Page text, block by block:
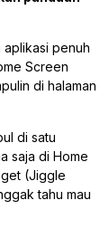
aplikasi penuh
Screen
di halaman
di satu
saja di Home
(Jiggle
tahu mau